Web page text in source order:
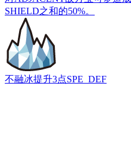
SHIELD之和的50%。
不融冰提升3点SPE_DEF